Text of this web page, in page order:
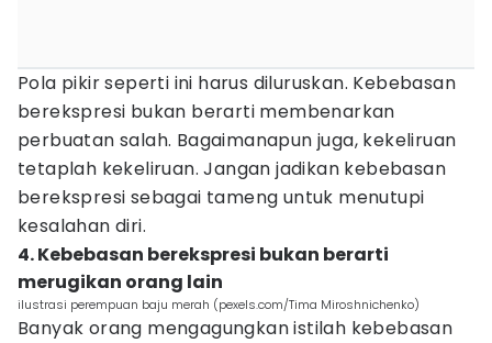
Pola pikir seperti ini harus diluruskan. Kebebasan
berekspresi bukan berarti membenarkan
perbuatan salah. Bagaimanapun juga, kekeliruan
tetaplah kekeliruan. Jangan jadikan kebebasan
berekspresi sebagai tameng untuk menutupi
kesalahan diri.
4. Kebebasan berekspresi bukan berarti
merugikan orang lain
ilustrasi perempuan baju merah (pexels.com/Tima Miroshnichenko)
Banyak orang mengagungkan istilah kebebasan